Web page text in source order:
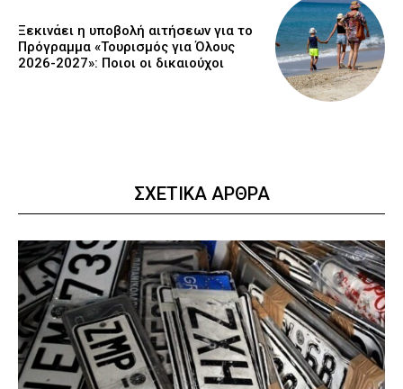
Ξεκινάει η υποβολή αιτήσεων για το
Πρόγραμμα «Τουρισμός για Όλους
2026-2027»: Ποιοι οι δικαιούχοι
ΣΧΕΤΙΚΑ ΑΡΘΡΑ